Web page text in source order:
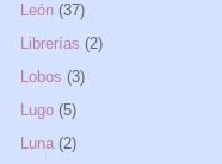
León (37)
Librerías (2)
Lobos (3)
Lugo (5)
Luna (2)